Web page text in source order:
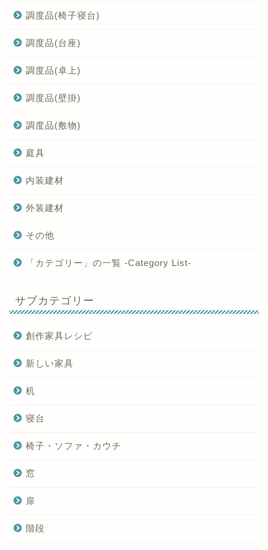
調度品(椅子寝台)
調度品(台座)
調度品(卓上)
調度品(壁掛)
調度品(敷物)
庭具
内装建材
外装建材
その他
「カテゴリー」の一覧 -Category List-
サブカテゴリー
創作家具レシピ
新しい家具
机
寝台
椅子・ソファ・カウチ
窓
扉
階段